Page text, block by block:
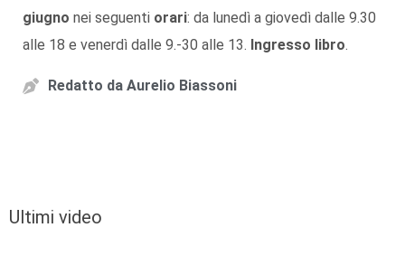
giugno nei seguenti orari: da lunedì a giovedì dalle 9.30
alle 18 e venerdì dalle 9.-30 alle 13. Ingresso libro.
Redatto da Aurelio Biassoni
Ultimi video